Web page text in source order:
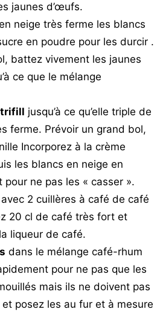
jaunes d’œufs.
neige très ferme les blancs
en poudre pour les durcir .
battez vivement les jaunes
ce que le mélange
jusqu’à ce qu’elle triple de
ferme. Prévoir un grand bol,
Incorporez à la crème
les blancs en neige en
ne pas les « casser ».
2 cuillères à café de café
20 cl de café très fort et
liqueur de café.
dans le mélange café-rhum
pour ne pas que les
mais ils ne doivent pas
posez les au fur et à mesure